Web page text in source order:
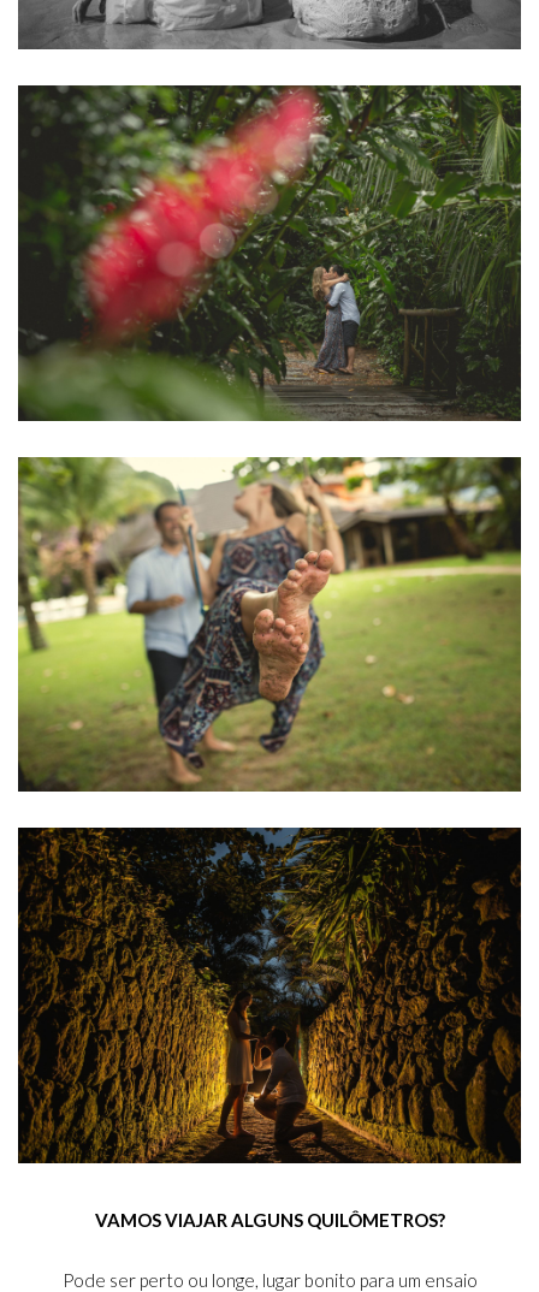
VAMOS VIAJAR ALGUNS QUILÔMETROS?
Pode ser perto ou longe, lugar bonito para um ensaio